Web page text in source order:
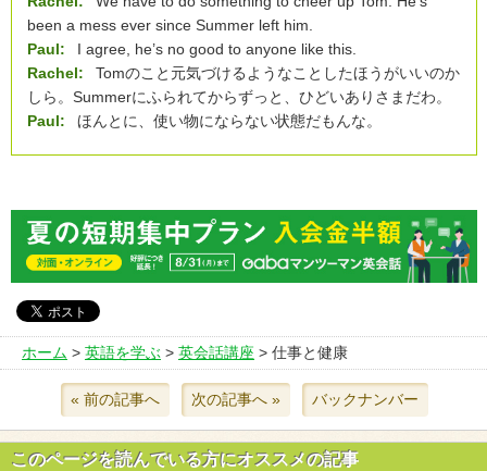
been a mess ever since Summer left him.
Paul:
I agree, he’s no good to anyone like this.
Rachel:
Tomのこと元気づけるようなことしたほうがいいのか
しら。Summerにふられてからずっと、ひどいありさまだわ。
Paul:
ほんとに、使い物にならない状態だもんな。
ホーム > 英語を学ぶ > 英会話講座 > 仕事と健康
« 前の記事へ 次の記事へ » バックナンバー
このページを読んでいる方にオススメの記事